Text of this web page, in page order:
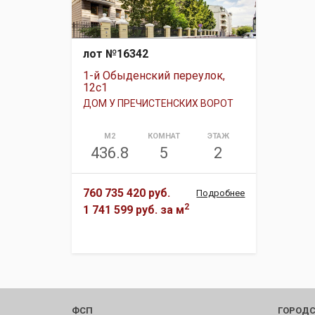
лот №16342
1-й Обыденский переулок,
12с1
ДОМ У ПРЕЧИСТЕНСКИХ ВОРОТ
М2
436.8
КОМНАТ
5
ЭТАЖ
2
760 735 420 руб.
1 741 599 руб. за м2
Подробнее
ФСП